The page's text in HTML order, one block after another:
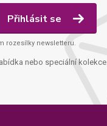
Přihlásit se
rozesílky newsletteru.
nebo speciální kolekce.